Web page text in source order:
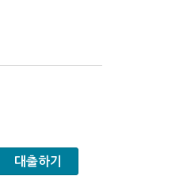
대출하기